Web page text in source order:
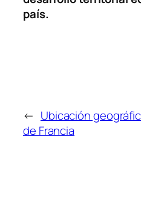
país.
← Ubicación
de Francia